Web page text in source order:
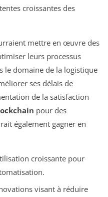
croissantes des
mettre en œuvre des
leurs processus
le domaine de la logistique
ses délais de
de la satisfaction
pour des
également gagner en
croissante pour
visant à réduire